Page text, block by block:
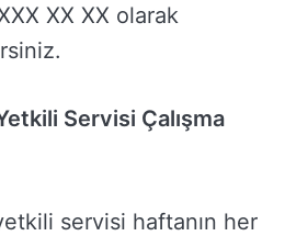
XX XX olarak
Servisi Çalışma
servisi haftanın her